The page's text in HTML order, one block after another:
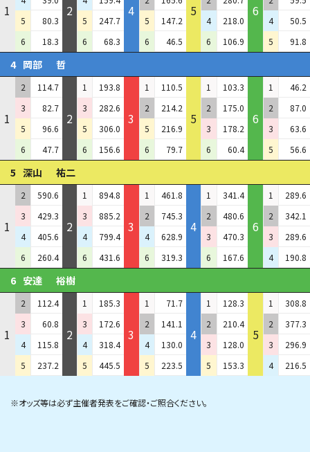
1
5
80.3
6
18.3
2
5
247.7
6
68.3
4
5
147.2
6
46.5
5
4
218.0
6
106.9
6
4
50.5
5
91.8
4 岡部 哲
1
2
114.7
3
82.7
5
96.6
6
47.7
2
1
193.8
3
282.6
5
306.0
6
156.6
3
1
110.5
2
214.2
5
216.9
6
79.7
5
1
103.3
2
175.0
3
178.2
6
60.4
6
1
46.2
2
87.0
3
63.6
5
56.6
5 深山 祐二
1
2
590.6
3
429.3
4
405.6
6
260.4
2
1
894.8
3
885.2
4
799.4
6
431.6
3
1
461.8
2
745.3
4
628.9
6
319.3
4
1
341.4
2
480.6
3
470.3
6
167.6
6
1
289.6
2
342.1
3
289.6
4
190.8
6 安達 裕樹
1
2
112.4
3
60.8
4
115.8
5
237.2
2
1
185.3
3
172.6
4
318.4
5
445.5
3
1
71.7
2
141.1
4
130.0
5
223.5
4
1
128.3
2
210.4
3
128.0
5
153.3
5
1
308.8
2
377.3
3
296.9
4
216.5
※オッズ等は必ず主催者発表をご確認・ご照合ください。